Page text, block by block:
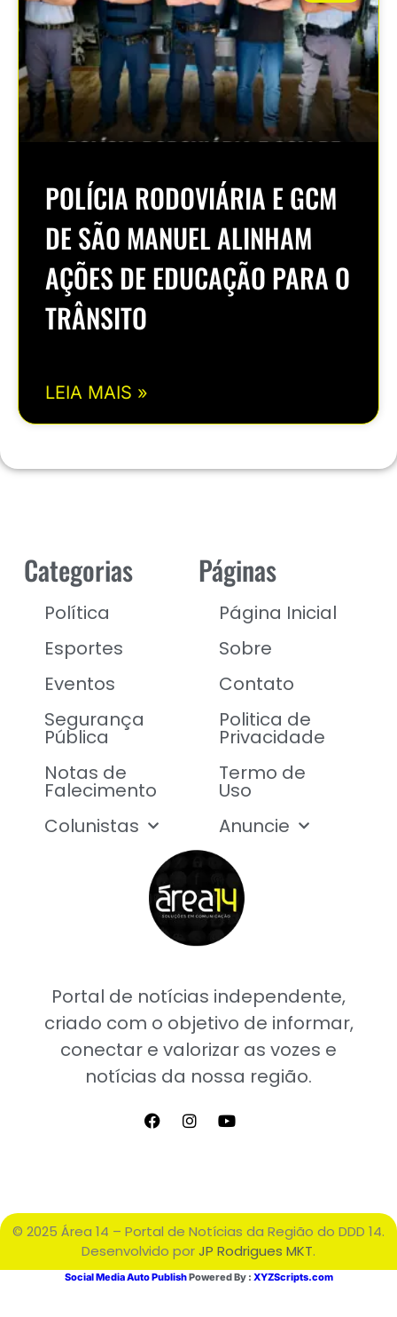
POLÍCIA RODOVIÁRIA E GCM
DE SÃO MANUEL ALINHAM
AÇÕES DE EDUCAÇÃO PARA O
TRÂNSITO
LEIA MAIS »
Portal de notícias independente,
criado com o objetivo de informar,
conectar e valorizar as vozes e
notícias da nossa região.
Categorias
Política
Esportes
Eventos
Segurança
Pública
Notas de
Falecimento
Colunistas
Páginas
Página Inicial
Sobre
Contato
Politica de
Privacidade
Termo de
Uso
Anuncie
© 2025 Área 14 – Portal de Notícias da Região do DDD 14.
Desenvolvido porJP Rodrigues MKT.
Social Media Auto PublishPowered By : XYZScripts.com